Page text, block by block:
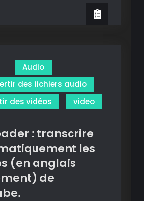
multi
plateforme
pour
vidéo.
Audio
des fichiers audio
des vidéos
video
: transcrire
les
(en anglais
de